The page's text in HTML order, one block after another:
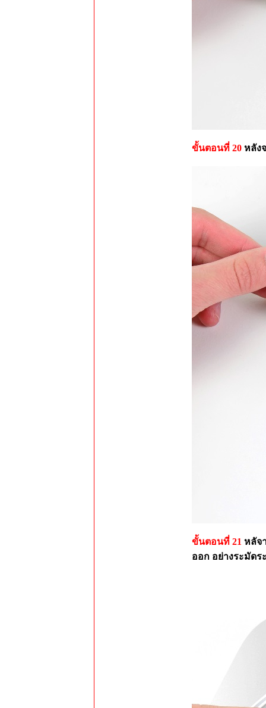
ขั้นตอนที่ 20 หลัง
ขั้นตอนที่ 21 หลัจ
ออก อย่างระมัดร